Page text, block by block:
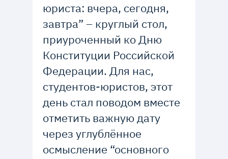
юриста: вчера, сегодня,
завтра” – круглый стол,
приуроченный ко Дню
Конституции Российской
Федерации. Для нас,
студентов-юристов, этот
день стал поводом вместе
отметить важную дату
через углублённое
осмысление “основного